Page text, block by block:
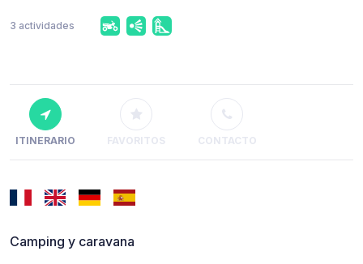
3 actividades
ITINERARIO FAVORITOS CONTACTO
Camping y caravana